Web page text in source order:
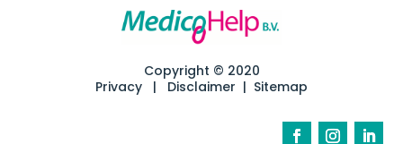
Copyright © 2020
Privacy | Disclaimer | Sitemap